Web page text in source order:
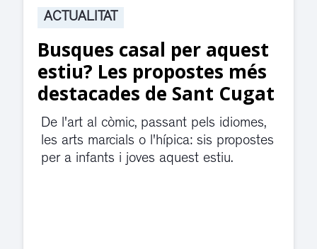
més
Cugat
idiomes,
propostes
Suspesa l’activitat
jutjats de Rubí fins
divendres per una
d’aigua
El servei de guàrdia i el jutjat
violència de gènere s'han